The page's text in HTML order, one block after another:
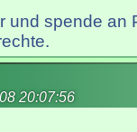
und spende an
20:07:56